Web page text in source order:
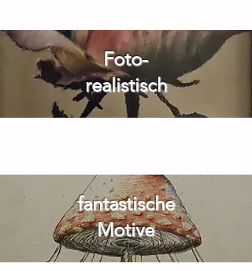
Foto-
realistisch
fantastische
Motive